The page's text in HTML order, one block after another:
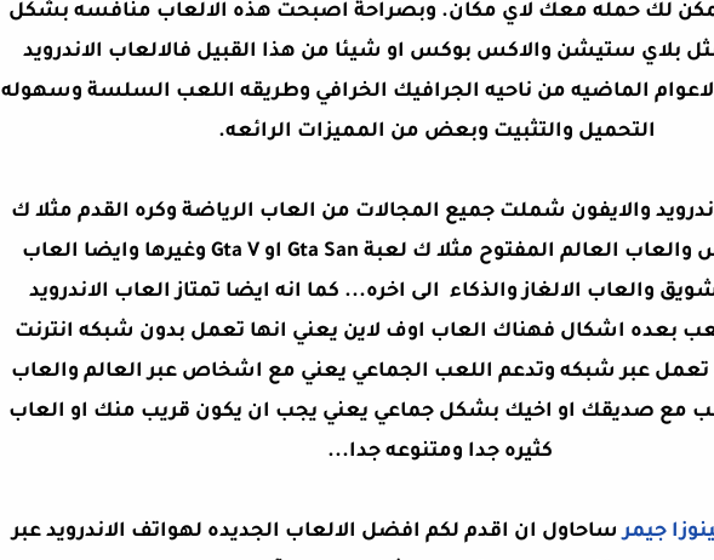
غرام ويمكن لك حمله معك لاي مكان. وبصراحة اصبحت هذه الالعاب منافسه بشكل
بلاي ستيشن والاكس بوكس او شيئا من هذا القبيل فالالعاب الاندرويد
الماضيه من ناحيه الجرافيك الخرافي وطريقه اللعب السلسة وسهوله
التحميل والتثبيت وبعض من المميزات الرائعه.
والايفون شملت جميع المجالات من العاب الرياضة وكره القدم مثلا ك
لعبة فيفا و بيس والعاب العالم المفتوح مثلا ك لعبة Gta San او Gta V وغيرها وايضا العاب
والعاب الالغاز والذكاء الى اخره... كما انه ايضا تمتاز العاب الاندرويد
بعده اشكال فهناك العاب اوف لاين يعني انها تعمل بدون شبكه انترنت
تعمل عبر شبكه وتدعم اللعب الجماعي يعني مع اشخاص عبر العالم والعاب
مع صديقك او اخيك بشكل جماعي يعني يجب ان يكون قريب منك او العاب
كثيره جدا ومتنوعه جدا...
جيمرساحاول ان اقدم لكم افضل الالعاب الجديده لهواتف الاندرويد عبر